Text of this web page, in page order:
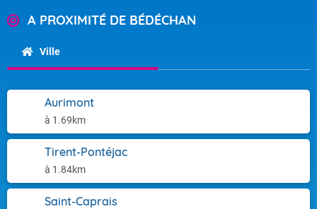
A PROXIMITÉ DE BÉDÉCHAN
Ville
Aurimont
à 1.69km
Tirent-Pontéjac
à 1.84km
Saint-Caprais